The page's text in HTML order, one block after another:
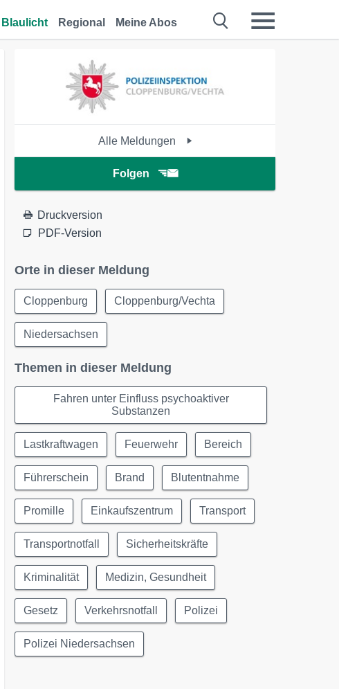
Blaulicht Regional Meine Abos
Alle Meldungen
Folgen
Druckversion
PDF-Version
Orte in dieser Meldung
Cloppenburg Cloppenburg/Vechta
Niedersachsen
Themen in dieser Meldung
Fahren unter Einfluss psychoaktiver
Substanzen
Lastkraftwagen Feuerwehr Bereich
Führerschein Brand Blutentnahme
Promille Einkaufszentrum Transport
Transportnotfall Sicherheitskräfte
Kriminalität Medizin, Gesundheit
Gesetz Verkehrsnotfall Polizei
Polizei Niedersachsen